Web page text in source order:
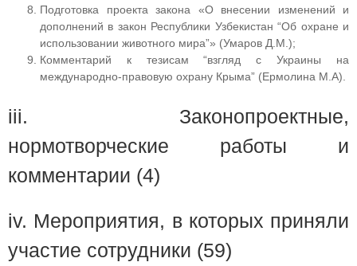
Подготовка проекта закона «О внесении изменений и
дополнений в закон Республики Узбекистан “Об охране и
использовании животного мира”» (Умаров Д.М.);
Комментарий к тезисам “взгляд с Украины на
международно-правовую охрану Крыма” (Ермолина М.А).
iii. Законопроектные,
нормотворческие работы и
комментарии (4)
iv. Мероприятия, в которых приняли
участие сотрудники (59)